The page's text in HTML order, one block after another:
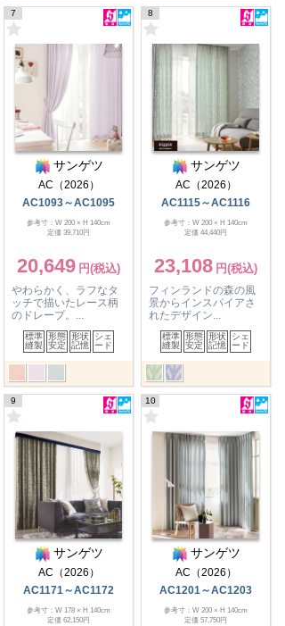
7
サンゲツ
AC（2026）
AC1093～AC1095
参考寸：W 200 × H 140cm
定価 39,710円
20,649
やわらかく、ラフなタ
ッチで描いたレース柄
のドレープ。...
標準
縫製
形態
安定
形状
記憶
シェ
ード
8
サンゲツ
AC（2026）
AC1115～AC1116
参考寸：W 200 × H 140cm
定価 44,440円
23,108
フィンランドの森の風
景からインスパイアさ
れたデザイン...
標準
縫製
形態
安定
形状
記憶
シェ
ード
9
サンゲツ
AC（2026）
AC1171～AC1172
参考寸：W 178 × H 140cm
定価 62,150円
10
サンゲツ
AC（2026）
AC1201～AC1203
参考寸：W 200 × H 140cm
定価 57,750円